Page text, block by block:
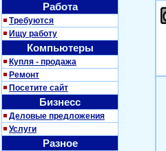
Работа
Требуются
Ищу работу
Компьютеры
Купля - продажа
Ремонт
Посетите сайт
Бизнесс
Деловые предложения
Услуги
Разное